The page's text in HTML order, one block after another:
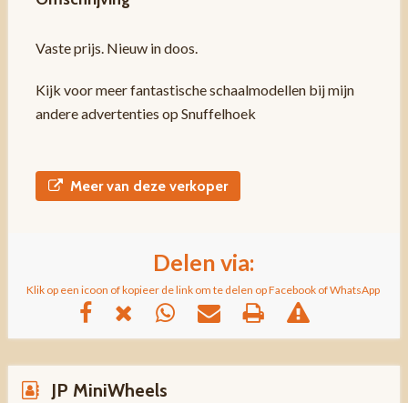
Vaste prijs. Nieuw in doos.
Kijk voor meer fantastische schaalmodellen bij mijn
andere advertenties op Snuffelhoek
Meer van deze verkoper
Delen via:
Klik op een icoon of kopieer de link om te delen op Facebook of WhatsApp
JP MiniWheels